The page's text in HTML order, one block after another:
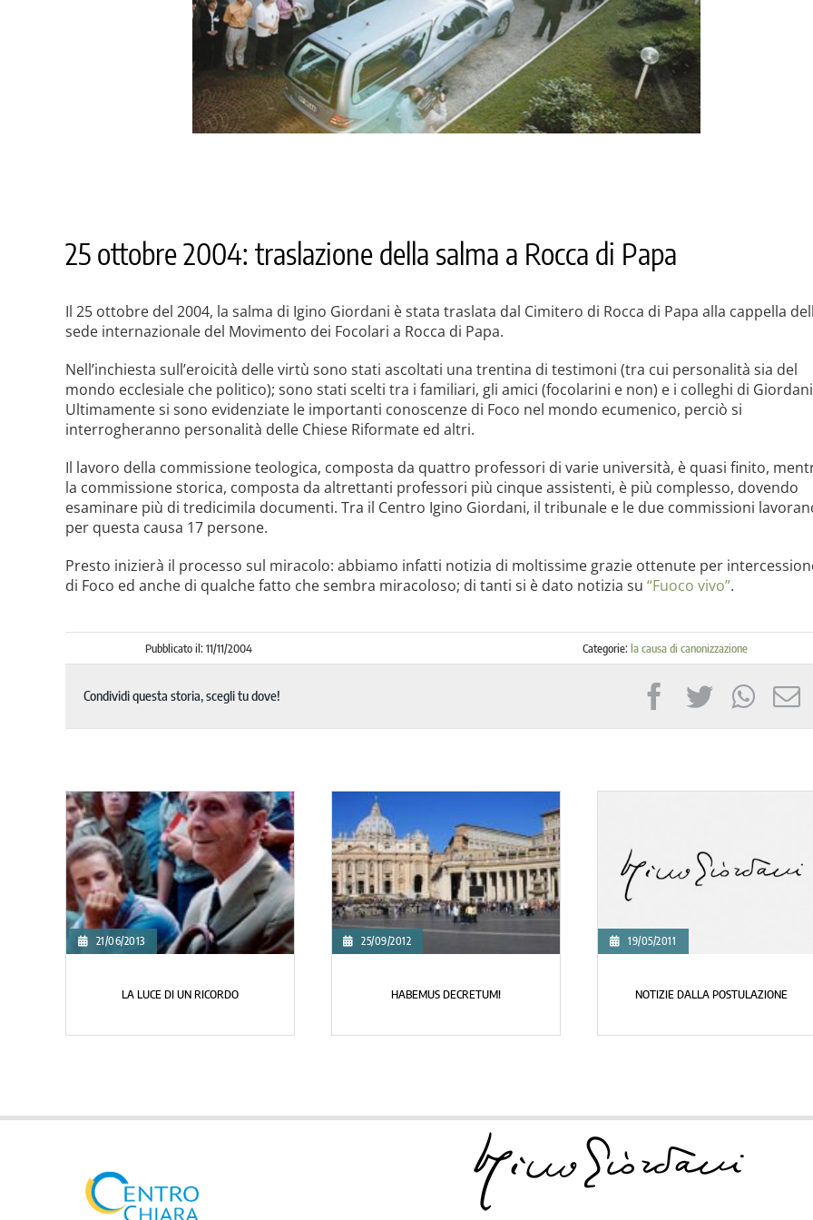
25 ottobre 2004: traslazione della salma a Rocca di Papa
Il 25 ottobre del 2004, la salma di Igino Giordani è stata traslata dal Cimitero di Rocca di Papa alla cappella
sede internazionale del Movimento dei Focolari a Rocca di Papa.
Nell’inchiesta sull’eroicità delle virtù sono stati ascoltati una trentina di testimoni (tra cui personalità sia del
mondo ecclesiale che politico); sono stati scelti tra i familiari, gli amici (focolarini e non) e i colleghi di
Ultimamente si sono evidenziate le importanti conoscenze di Foco nel mondo ecumenico, perciò si
interrogheranno personalità delle Chiese Riformate ed altri.
Il lavoro della commissione teologica, composta da quattro professori di varie università, è quasi finito,
la commissione storica, composta da altrettanti professori più cinque assistenti, è più complesso, dovendo
esaminare più di tredicimila documenti. Tra il Centro Igino Giordani, il tribunale e le due commissioni
per questa causa 17 persone.
Presto inizierà il processo sul miracolo: abbiamo infatti notizia di moltissime grazie ottenute per
di Foco ed anche di qualche fatto che sembra miracoloso; di tanti si è dato notizia su “Fuoco vivo”.
Pubblicato il: 11/11/2004 Categorie:la causa di canonizzazione
Condividi questa storia, scegli tu dove!
19/05/2011
NOTIZIE DALLA POSTULAZIONE
19/02/2011
NUMERO SPECIALE DI FUOCO VIVO
12/01/2011
INTERVISTA A DON SILVESTRE MARQUES